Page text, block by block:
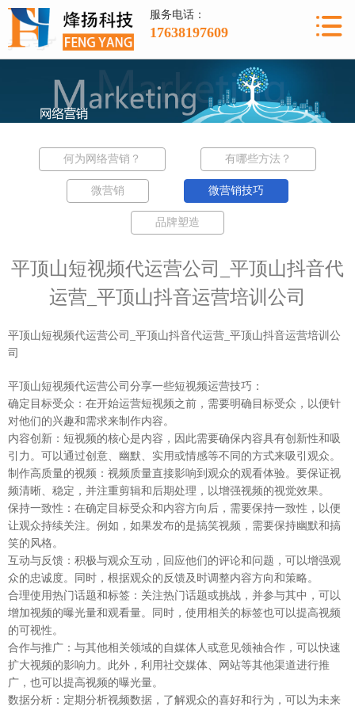
服务电话：
17638197609
何为网络营销？ 有哪些方法？
微营销 微营销技巧
品牌塑造
平顶山短视频代运营公司_平顶山抖音代
运营_平顶山抖音运营培训公司
平顶山短视频代运营公司_平顶山抖音代运营_平顶山抖音运营培训公
司
平顶山短视频代运营公司分享一些短视频运营技巧：
确定目标受众：在开始运营短视频之前，需要明确目标受众，以便针
对他们的兴趣和需求来制作内容。
内容创新：短视频的核心是内容，因此需要确保内容具有创新性和吸
引力。可以通过创意、幽默、实用或情感等不同的方式来吸引观众。
制作高质量的视频：视频质量直接影响到观众的观看体验。要保证视
频清晰、稳定，并注重剪辑和后期处理，以增强视频的视觉效果。
保持一致性：在确定目标受众和内容方向后，需要保持一致性，以便
让观众持续关注。例如，如果发布的是搞笑视频，需要保持幽默和搞
笑的风格。
互动与反馈：积极与观众互动，回应他们的评论和问题，可以增强观
众的忠诚度。同时，根据观众的反馈及时调整内容方向和策略。
合理使用热门话题和标签：关注热门话题或挑战，并参与其中，可以
增加视频的曝光量和观看量。同时，使用相关的标签也可以提高视频
的可视性。
合作与推广：与其他相关领域的自媒体人或意见领袖合作，可以快速
扩大视频的影响力。此外，利用社交媒体、网站等其他渠道进行推
广，也可以提高视频的曝光量。
数据分析：定期分析视频数据，了解观众的喜好和行为，可以为未来